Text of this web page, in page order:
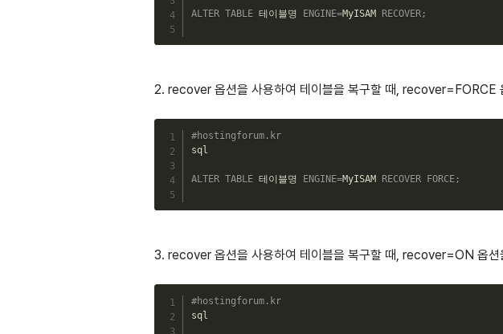
ALTER TABLE 테이블명 ENGINE=MyISAM RECOVER;
2. recover 옵션을 사용하여 테이블을 복구할 때, recover=FORCE
#hostingforum.kr
sql
ALTER TABLE 테이블명 ENGINE=MyISAM RECOVER FORCE;
3. recover 옵션을 사용하여 테이블을 복구할 때, recover=ON 옵션
#hostingforum.kr
sql